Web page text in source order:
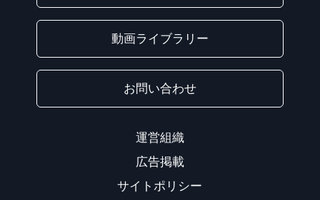
動画ライブラリー
お問い合わせ
運営組織
広告掲載
サイトポリシー